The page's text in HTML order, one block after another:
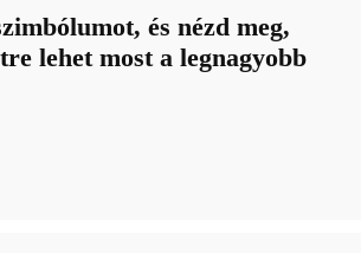
és nézd meg,
lehet most a legnagyobb